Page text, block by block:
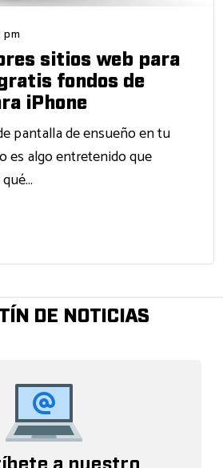
pm
sitios web para
fondos de
iPhone
pantalla de ensueño en tu
es algo entretenido que
DE NOTICIAS